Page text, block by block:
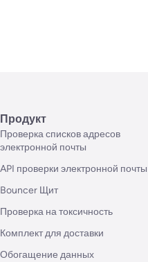
Продукт
Проверка списков адресов
электронной почты
API проверки электронной почты
Bouncer Щит
Проверка на токсичность
Комплект для доставки
Обогащение данных